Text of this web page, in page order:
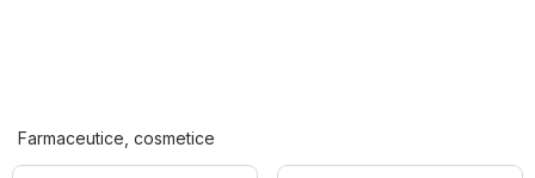
Farmaceutice, cosmetice